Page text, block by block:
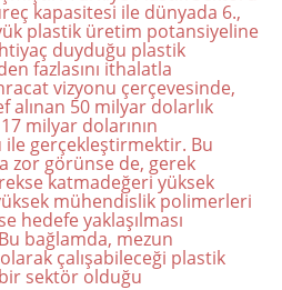
kapasitesi ile dünyada 6.,
plastik üretim potansiyeline
duyduğu plastik
fazlasını ithalatla
vizyonu çerçevesinde,
alınan 50 milyar dolarlık
milyar dolarının
gerçekleştirmektir. Bu
zor görünse de, gerek
katmadeğeri yüksek
mühendislik polimerleri
hedefe yaklaşılması
bağlamda, mezun
çalışabileceği plastik
sektör olduğu